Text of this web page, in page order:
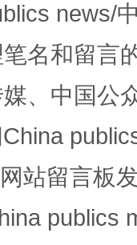
news/
名和留言
、中国公
站留言板
publics